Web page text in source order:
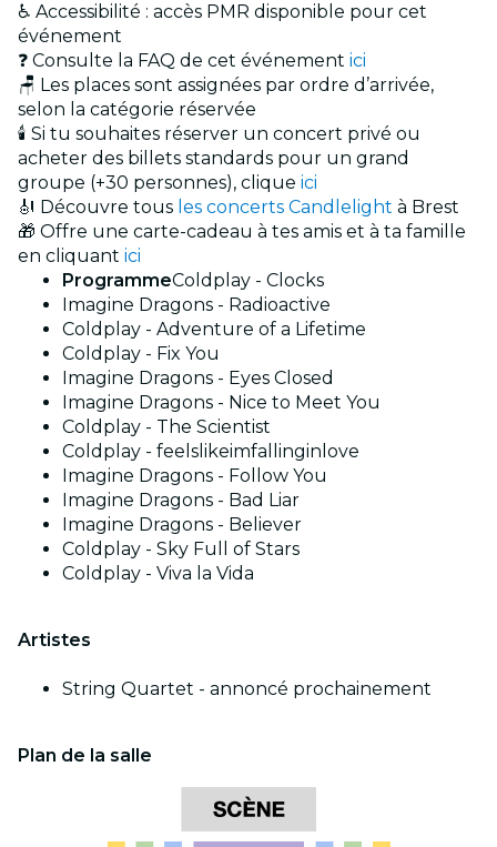
♿ Accessibilité : accès PMR disponible pour cet
événement
❓ Consulte la FAQ de cet événement ici
🪑 Les places sont assignées par ordre d’arrivée,
selon la catégorie réservée
🕯️ Si tu souhaites réserver un concert privé ou
acheter des billets standards pour un grand
groupe (+30 personnes), clique ici
🎻 Découvre tous les concerts Candlelight à Brest
🎁 Offre une carte-cadeau à tes amis et à ta famille
en cliquant ici
ProgrammeColdplay - Clocks
Imagine Dragons - Radioactive
Coldplay - Adventure of a Lifetime
Coldplay - Fix You
Imagine Dragons - Eyes Closed
Imagine Dragons - Nice to Meet You
Coldplay - The Scientist
Coldplay - feelslikeimfallinginlove
Imagine Dragons - Follow You
Imagine Dragons - Bad Liar
Imagine Dragons - Believer
Coldplay - Sky Full of Stars
Coldplay - Viva la Vida
Artistes
String Quartet - annoncé prochainement
Plan de la salle